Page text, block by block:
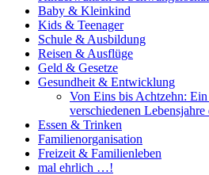
Baby & Kleinkind
Kids & Teenager
Schule & Ausbildung
Reisen & Ausflüge
Geld & Gesetze
Gesundheit & Entwicklung
Von Eins bis Achtzehn:
verschiedenen
Essen & Trinken
Familienorganisation
Freizeit & Familienleben
mal ehrlich …!